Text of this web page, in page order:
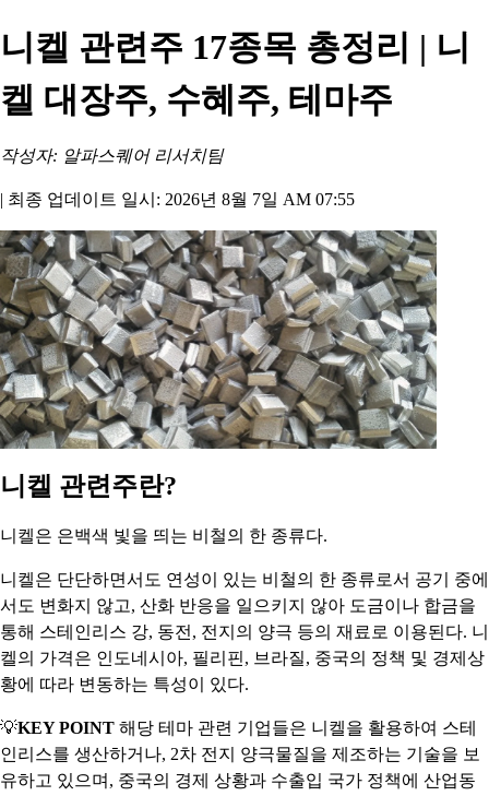
니켈 관련주 17종목 총정리 | 니
켈 대장주, 수혜주, 테마주
작성자: 알파스퀘어 리서치팀
| 최종 업데이트 일시: 2026년 8월 7일 AM 07:55
니켈 관련주란?
니켈은 은백색 빛을 띄는 비철의 한 종류다.
니켈은 단단하면서도 연성이 있는 비철의 한 종류로서 공기 중에
서도 변화지 않고, 산화 반응을 일으키지 않아 도금이나 합금을
통해 스테인리스 강, 동전, 전지의 양극 등의 재료로 이용된다. 니
켈의 가격은 인도네시아, 필리핀, 브라질, 중국의 정책 및 경제상
황에 따라 변동하는 특성이 있다.
💡KEY POINT 해당 테마 관련 기업들은 니켈을 활용하여 스테
인리스를 생산하거나, 2차 전지 양극물질을 제조하는 기술을 보
유하고 있으며, 중국의 경제 상황과 수출입 국가 정책에 산업동